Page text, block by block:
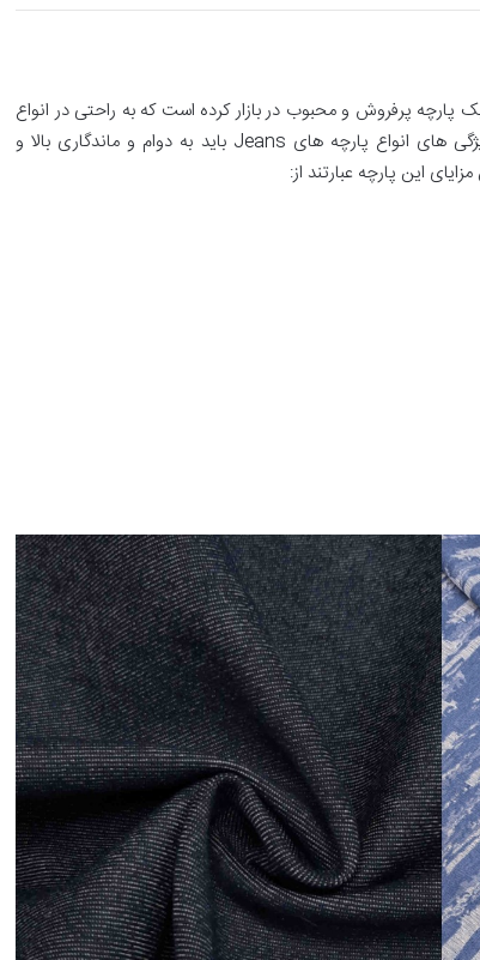
پارچه پرفروش و محبوب در بازار کرده است که به راحتی در انواع
استایل ها به کار گرفته می شود. در واقع از مهم ترین ویژگی های انواع پارچه های Jeans باید به دوام و ماندگاری بالا و
این پارچه عبارتند از: